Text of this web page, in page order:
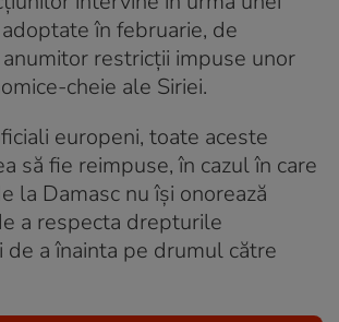
în februarie, de
restricții impuse unor
cheie ale Siriei.
europeni, toate aceste
să fie reimpuse, în cazul în care
la Damasc nu își onorează
a respecta drepturile
a înainta pe drumul către